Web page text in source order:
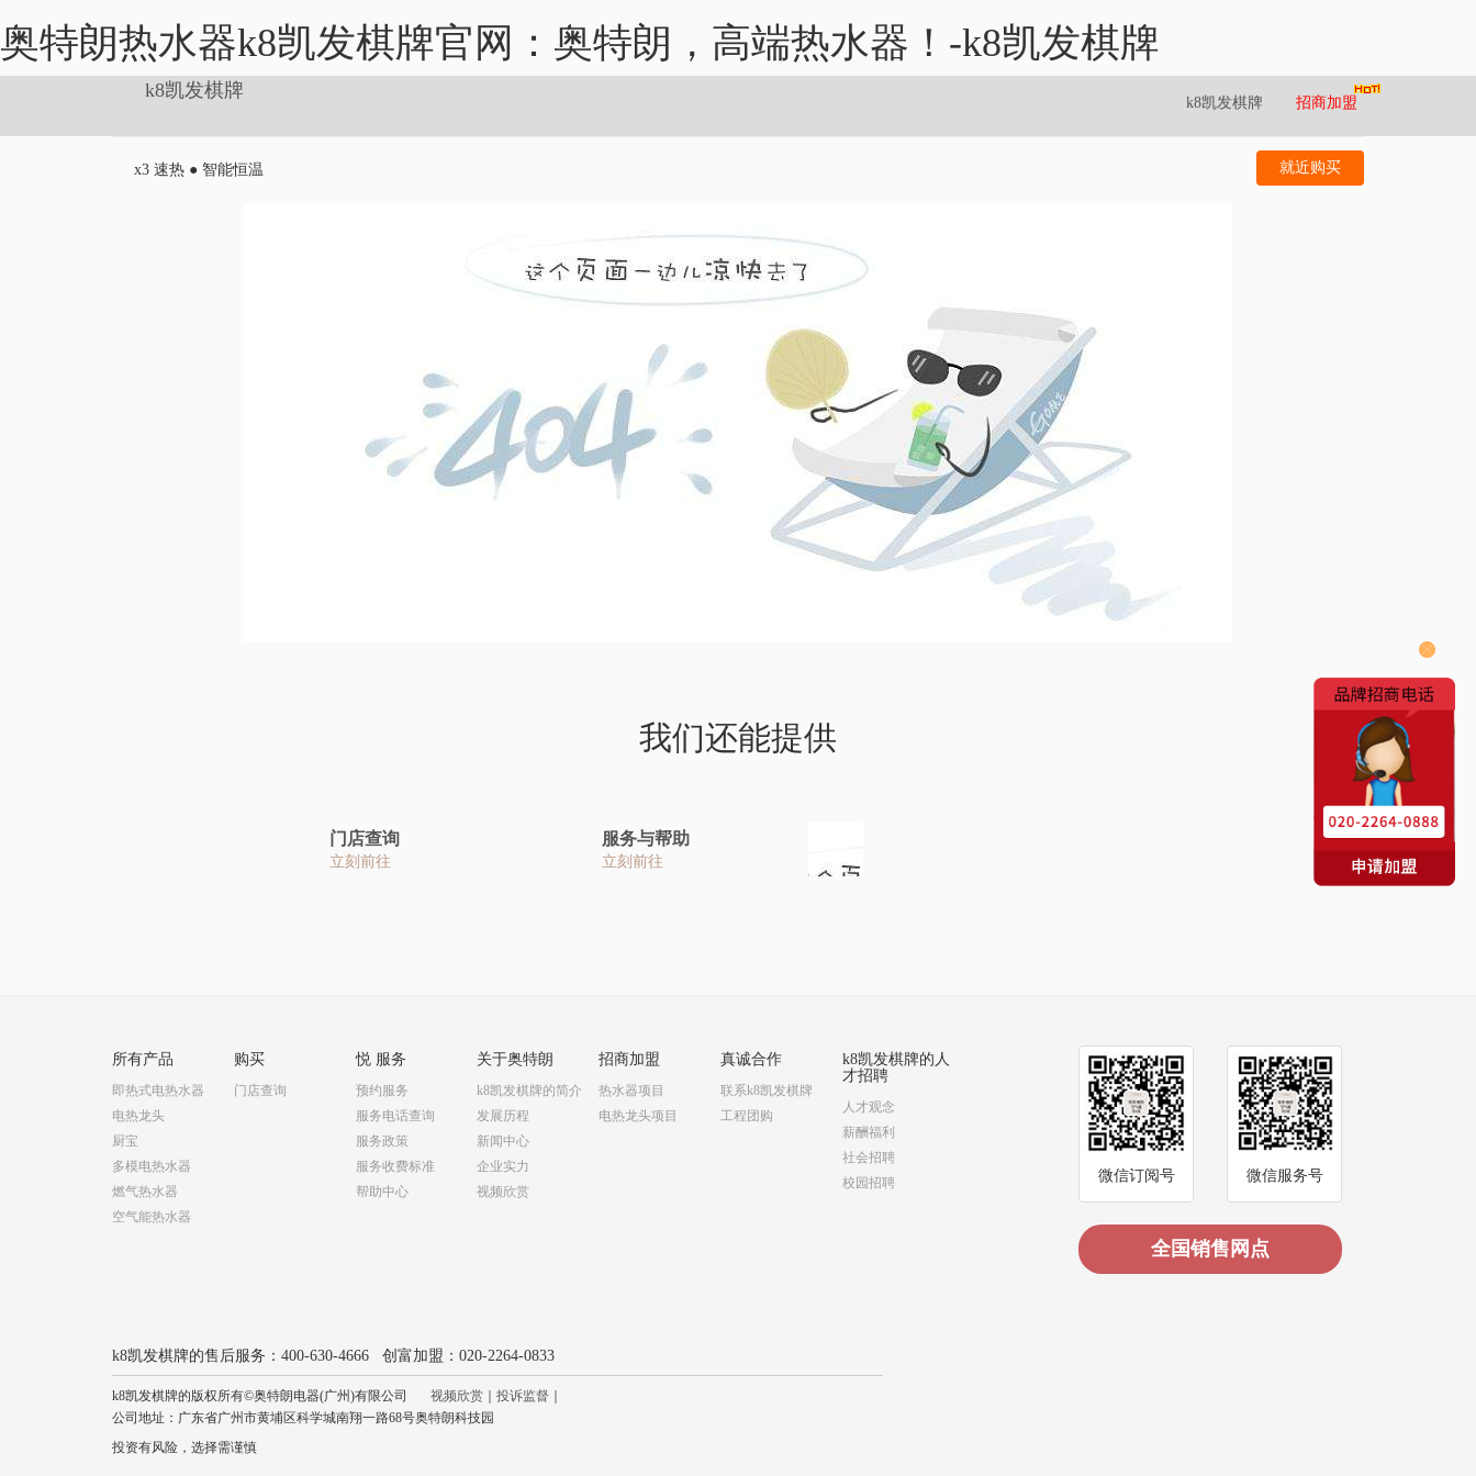
奥特朗热水器k8凯发棋牌官网：奥特朗，高端热水器！-k8凯发棋牌
k8凯发棋牌
k8凯发棋牌 招商加盟
x3 速热 ● 智能恒温 就近购买
我们还能提供
门店查询
立刻前往
服务与帮助
立刻前往
所有产品
即热式电热水器
电热龙头
厨宝
多模电热水器
燃气热水器
空气能热水器
购买
门店查询
悦 服务
预约服务
服务电话查询
服务政策
服务收费标准
帮助中心
关于奥特朗
k8凯发棋牌的简介
发展历程
新闻中心
企业实力
视频欣赏
招商加盟
热水器项目
电热龙头项目
真诚合作
联系k8凯发棋牌
工程团购
k8凯发棋牌的人
才招聘
人才观念
薪酬福利
社会招聘
校园招聘
k8凯发棋牌的售后服务：400-630-4666 创富加盟：020-2264-0833
k8凯发棋牌的版权所有©奥特朗电器(广州)有限公司 视频欣赏 投诉监督
公司地址：广东省广州市黄埔区科学城南翔一路68号奥特朗科技园
投资有风险，选择需谨慎
微信订阅号 微信服务号
全国销售网点